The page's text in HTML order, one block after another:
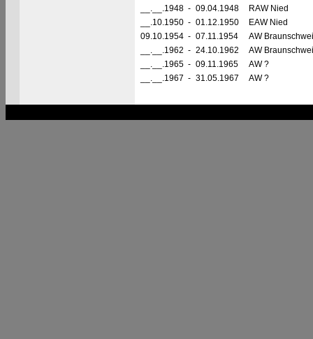
__.__.1948 - 09.04.1948
RAW Nied
__.10.1950 - 01.12.1950
EAW Nied
09.10.1954 - 07.11.1954
AW
__.__.1962 - 24.10.1962
AW
__.__.1965 - 09.11.1965
AW ?
__.__.1967 - 31.05.1967 AW ?